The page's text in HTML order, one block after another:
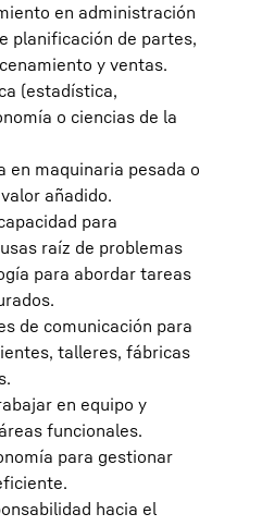
en administración
planificación de partes,
y ventas.
(estadística,
o ciencias de la
en maquinaria pesada o
añadido.
para
raíz de problemas
para abordar tareas
de comunicación para
talleres, fábricas
en equipo y
funcionales.
para gestionar
hacia el